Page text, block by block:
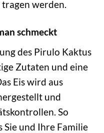
werden.
schmeckt
des Pirulo Kaktus
Zutaten und eine
Eis wird aus
und
So
Sie und Ihre Familie